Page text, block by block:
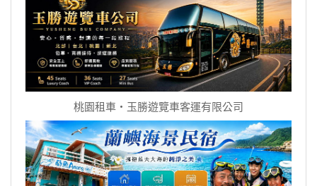
桃園租車‧玉勝遊覽車客運有限公司